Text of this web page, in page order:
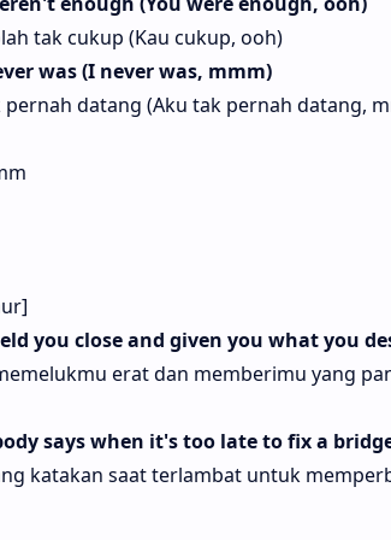
tak cukup (Kau cukup, ooh)
was (I never was, mmm)
pernah datang (Aku tak pernah datang,
you close and given you what you
erat dan memberimu yang
says when it's too late to fix a
katakan saat terlambat untuk